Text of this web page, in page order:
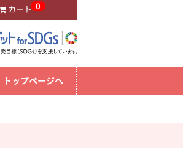
カート 0
トップページへ